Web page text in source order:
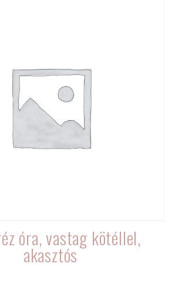
óra, vastag kötéllel,
akasztós